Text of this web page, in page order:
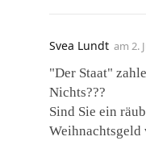
Svea Lundt am 2.
"Der Staat"
Nichts???
Sind Sie ein
Weihnachtsgeld